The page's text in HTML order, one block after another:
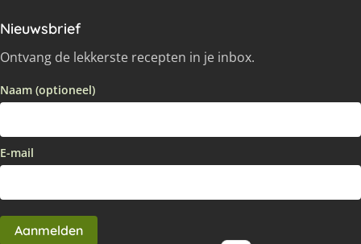
Nieuwsbrief
Ontvang de lekkerste recepten in je inbox.
Naam (optioneel)
E-mail
Aanmelden